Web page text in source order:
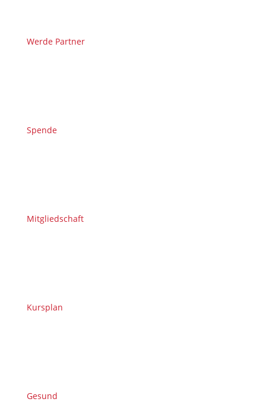
Werde Partner
Spende
Mitgliedschaft
Kursplan
Gesund